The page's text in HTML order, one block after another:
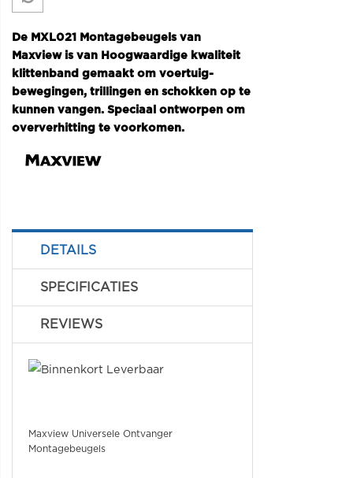
De MXL021 Montagebeugels van
Maxview is van Hoogwaardige kwaliteit
klittenband gemaakt om voertuig-
bewegingen, trillingen en schokken op te
kunnen vangen. Speciaal ontworpen om
oververhitting te voorkomen.
DETAILS
SPECIFICATIES
REVIEWS
Maxview Universele Ontvanger
Montagebeugels